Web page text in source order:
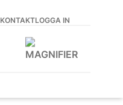
KONTAKTLOGGA IN